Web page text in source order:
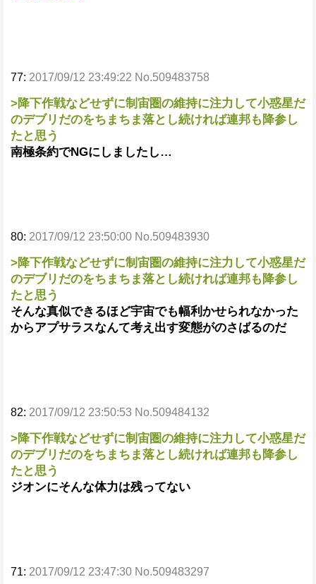
77: 2017/09/12 23:49:22 No.509483758
>降下作戦などせずに制宙圏の維持に注力して小惑星だ
のデブリだのをちまちま落とし続ければ連邦も降参し
たと思う
南極条約でNGにしましたし…
80: 2017/09/12 23:50:00 No.509483930
>降下作戦などせずに制宙圏の維持に注力して小惑星だ
のデブリだのをちまちま落とし続ければ連邦も降参し
たと思う
そんな真似できるほど宇宙でも幅利かせられなかった
からアプサラスなんて考え出す変態がのさばるのだ
82: 2017/09/12 23:50:53 No.509484132
>降下作戦などせずに制宙圏の維持に注力して小惑星だ
のデブリだのをちまちま落とし続ければ連邦も降参し
たと思う
ジオンにそんな体力は残ってない
71: 2017/09/12 23:47:30 No.509483297